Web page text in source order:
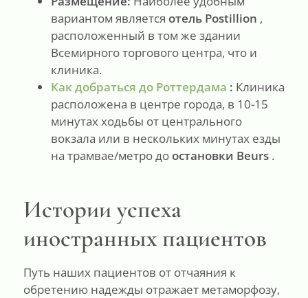
вариантом является отель Postillion ,
расположенный в том же здании
Всемирного торгового центра, что и
клиника.
Как добраться до Роттердама : Клиника
расположена в центре города, в 10-15
минутах ходьбы от центрального
вокзала или в нескольких минутах езды
на трамвае/метро до остановки Beurs.
Истории успеха
иностранных пациентов
Путь наших пациентов от отчаяния к
обретению надежды отражает метаморфозу,